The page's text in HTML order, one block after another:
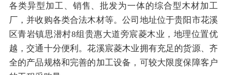
各类异型加工、销售、批发为一体的综合型木材加工
厂，并收购各类合法木材等。公司地址位于贵阳市花溪
区青岩镇思潜村8组贵惠大道旁宸菱木业，地理位置优
越，交通十分便利。花溪宸菱木业拥有充足的货源、齐
全的产品规格和完善的加工设备，可较大限度保障客户